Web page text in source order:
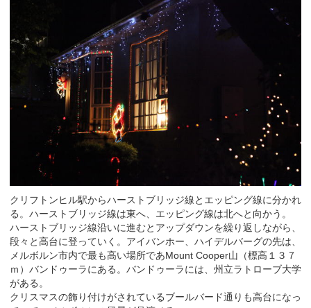
クリフトンヒル駅からハーストブリッジ線とエッピング線に分かれ
る。ハーストブリッジ線は東へ、エッピング線は北へと向かう。
ハーストブリッジ線沿いに進むとアップダウンを繰り返しながら、
段々と高台に登っていく。アイバンホー、ハイデルバーグの先は、
メルボルン市内で最も高い場所であMount Cooper山（標高１３７
ｍ）バンドゥーラにある。バンドゥーラには、州立ラトローブ大学
がある。
クリスマスの飾り付けがされているブールバード通りも高台になっ